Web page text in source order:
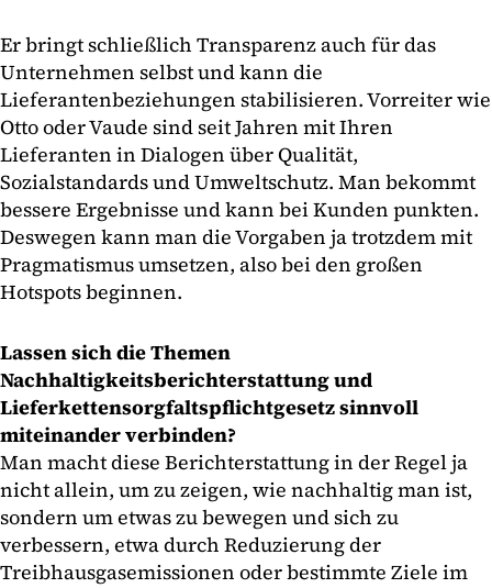
Er bringt schließlich Transparenz auch für das
Unternehmen selbst und kann die
Lieferantenbeziehungen stabilisieren. Vorreiter wie
Otto oder Vaude sind seit Jahren mit Ihren
Lieferanten in Dialogen über Qualität,
Sozialstandards und Umweltschutz. Man bekommt
bessere Ergebnisse und kann bei Kunden punkten.
Deswegen kann man die Vorgaben ja trotzdem mit
Pragmatismus umsetzen, also bei den großen
Hotspots beginnen.
Lassen sich die Themen
Nachhaltigkeitsberichterstattung und
Lieferkettensorgfaltspflichtgesetz sinnvoll
miteinander verbinden?
Man macht diese Berichterstattung in der Regel ja
nicht allein, um zu zeigen, wie nachhaltig man ist,
sondern um etwas zu bewegen und sich zu
verbessern, etwa durch Reduzierung der
Treibhausgasemissionen oder bestimmte Ziele im